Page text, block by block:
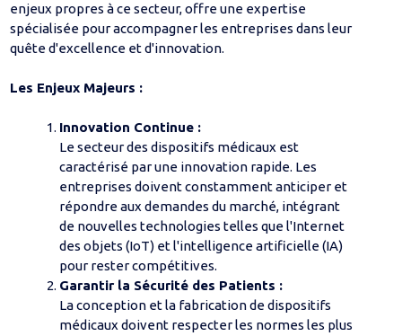
enjeux propres à ce secteur, offre une expertise
spécialisée pour accompagner les entreprises dans leur
quête d'excellence et d'innovation.
Les Enjeux Majeurs :
Innovation Continue :
Le secteur des dispositifs médicaux est
caractérisé par une innovation rapide. Les
entreprises doivent constamment anticiper et
répondre aux demandes du marché, intégrant
de nouvelles technologies telles que l'Internet
des objets (IoT) et l'intelligence artificielle (IA)
pour rester compétitives.
Garantir la Sécurité des Patients :
La conception et la fabrication de dispositifs
médicaux doivent respecter les normes les plus